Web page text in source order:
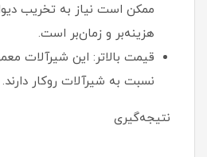
ممکن است نیاز به تخریب
هزینه‌بر و زمان‌بر است.
قیمت بالاتر: این شیرآلات
نسبت به شیرآلات روکار دارند.
نتیجه‌گیری